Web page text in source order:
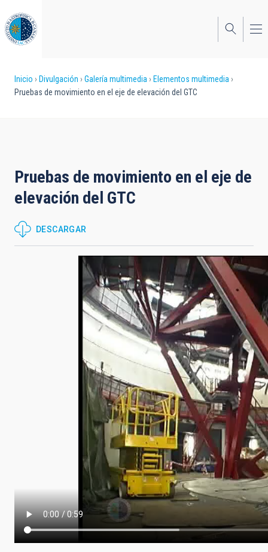
al
contenido
principal
Sobrescribir
a
la
navegación
Inicio Divulgación Galería multimedia
Elementos multimedia
Pruebas de movimiento en el eje de elevación del GTC
Pruebas de movimiento en el eje de
elevación del GTC
DESCARGAR